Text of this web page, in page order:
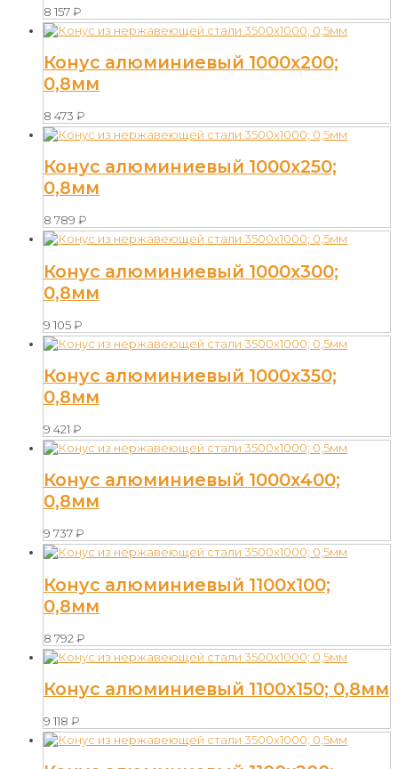
8 157₽
Конус алюминиевый 1000х200;
0,8мм
8 473 ₽
Конус алюминиевый 1000х250;
0,8мм
8 789 ₽
Конус алюминиевый 1000х300;
0,8мм
9 105₽
Конус алюминиевый 1000х350;
0,8мм
9 421 ₽
Конус алюминиевый 1000х400;
0,8мм
9 737₽
Конус алюминиевый 1100х100;
0,8мм
8 792 ₽
Конус алюминиевый 1100х150; 0,8мм
9 118 ₽